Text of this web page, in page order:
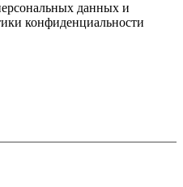
данных и
конфиденциальности